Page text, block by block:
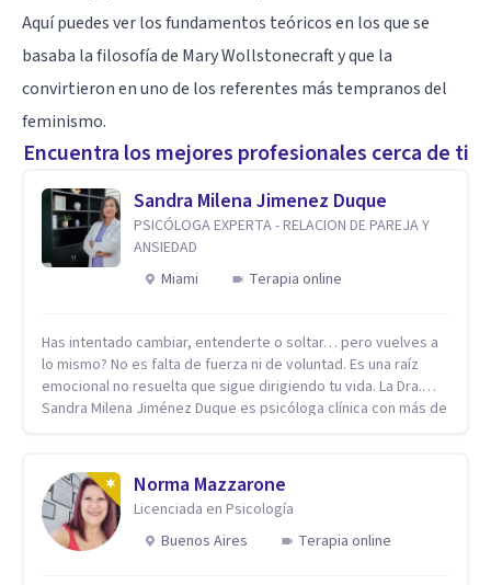
Aquí puedes ver los fundamentos teóricos en los que se
basaba la filosofía de Mary Wollstonecraft y que la
convirtieron en uno de los referentes más tempranos del
feminismo.
Encuentra los mejores profesionales cerca de ti
Sandra Milena Jimenez Duque
PSICÓLOGA EXPERTA - RELACION DE PAREJA Y
ANSIEDAD
Miami
Terapia online
Has intentado cambiar, entenderte o soltar… pero vuelves a
lo mismo? No es falta de fuerza ni de voluntad. Es una raíz
emocional no resuelta que sigue dirigiendo tu vida. La Dra.
Sandra Milena Jiménez Duque es psicóloga clínica con más de
ansiedad, la baja autoestima, la dependencia emocional y los
conflictos de pareja. Ha trabajado con pacientes en
diferentes países, acompañando procesos complejos. Su
enfoque terapéutico se diferencia por una premisa clara: no
Norma Mazzarone
Licenciada en Psicología
Buenos Aires
Terapia online